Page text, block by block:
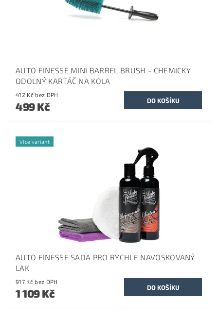
AUTO FINESSE MINI BARREL BRUSH - CHEMICKY
ODOLNÝ KARTÁČ NA KOLA
412 Kč bez DPH
499 Kč
Více variant
AUTO FINESSE SADA PRO RYCHLE NAVOSKOVANÝ
LAK
917 Kč bez DPH
1 109 Kč